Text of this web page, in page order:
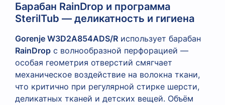
Барабан RainDrop и программа
SterilTub — деликатность и гигиена
Gorenje W3D2A854ADS/R использует барабан
RainDrop с волнообразной перфорацией —
особая геометрия отверстий смягчает
механическое воздействие на волокна ткани,
что критично при регулярной стирке шерсти,
деликатных тканей и детских вещей. Объём